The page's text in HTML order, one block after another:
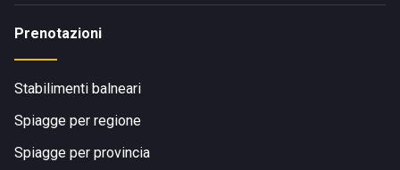
Prenotazioni
Stabilimenti balneari
Spiagge per regione
Spiagge per provincia